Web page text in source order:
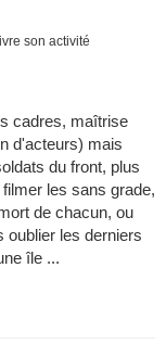
son activité
cadres, maîtrise
d'acteurs) mais
du front, plus
les sans grade,
de chacun, ou
oublier les derniers
île ...